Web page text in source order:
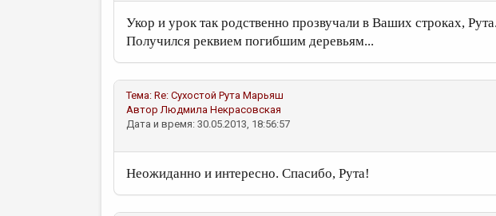
Укор и урок так родственно прозвучали в Ваших строках,
Получился реквием погибшим деревьям...
Тема: Re: Сухостой Рута Марьяш
АвторЛюдмила Некрасовская
Дата и время: 30.05.2013, 18:56:57
Неожиданно и интересно. Спасибо, Рута!